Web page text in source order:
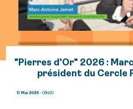
"Pierres d'Or" 2026 :
président du Cercle
11 Mai 2026 - 09h00